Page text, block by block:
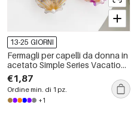
13-25 GIORNI
Fermagli per capelli da donna in
acetato Simple Series Vacation
Turtle
€1,87
Ordine min. di 1 pz.
+1